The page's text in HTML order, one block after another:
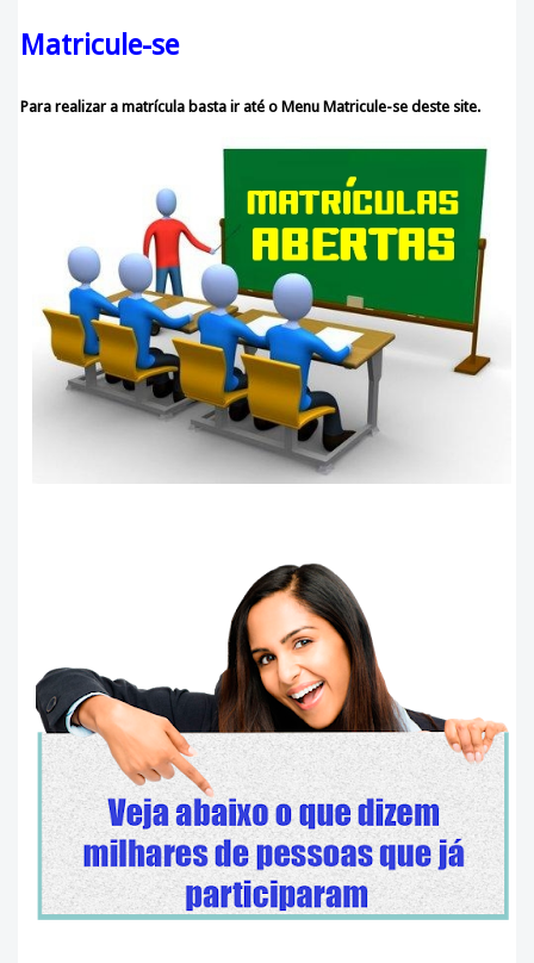
Matricule-se
Para realizar a matrícula basta ir até o Menu Matricule-se deste site.